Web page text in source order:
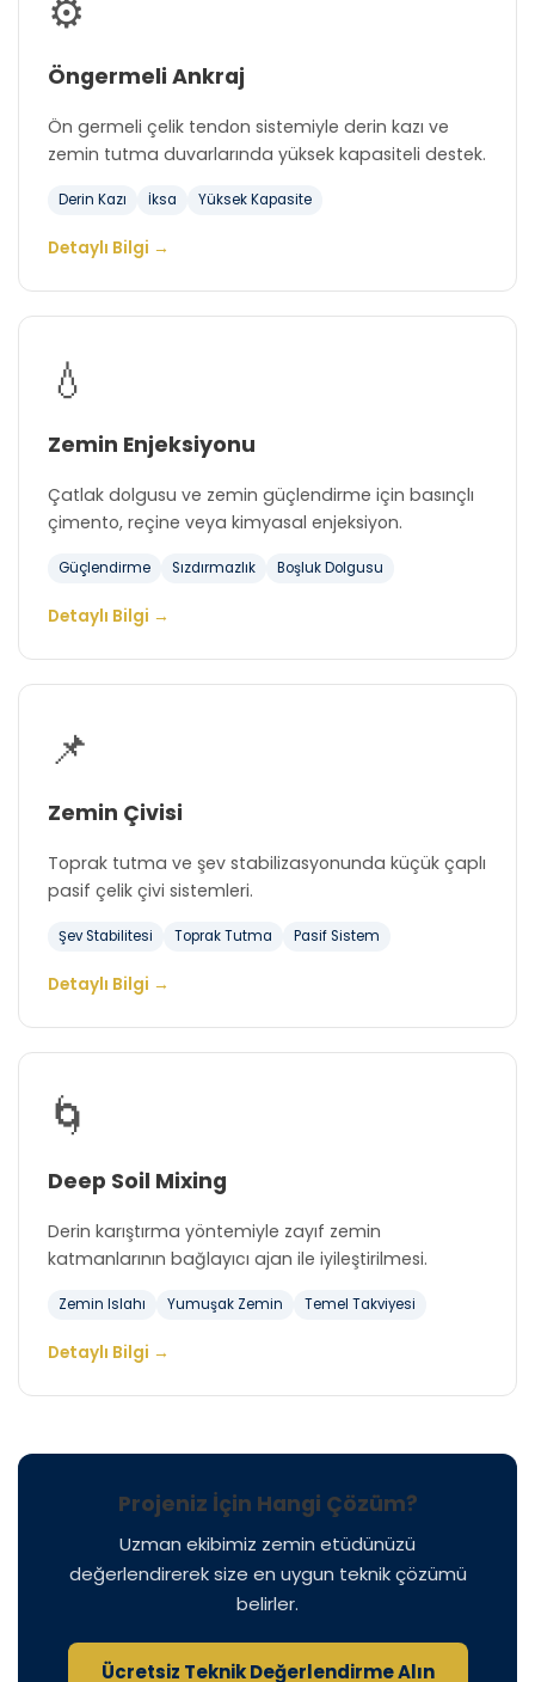
⚙️
Öngermeli Ankraj
Ön germeli çelik tendon sistemiyle derin kazı ve
zemin tutma duvarlarında yüksek kapasiteli destek.
Derin Kazı İksa Yüksek Kapasite
Detaylı Bilgi →
💧
Zemin Enjeksiyonu
Çatlak dolgusu ve zemin güçlendirme için basınçlı
çimento, reçine veya kimyasal enjeksiyon.
Güçlendirme Sızdırmazlık Boşluk Dolgusu
Detaylı Bilgi →
📌
Zemin Çivisi
Toprak tutma ve şev stabilizasyonunda küçük çaplı
pasif çelik çivi sistemleri.
Şev Stabilitesi Toprak Tutma Pasif Sistem
Detaylı Bilgi →
🌀
Deep Soil Mixing
Derin karıştırma yöntemiyle zayıf zemin
katmanlarının bağlayıcı ajan ile iyileştirilmesi.
Zemin Islahı Yumuşak Zemin Temel Takviyesi
Detaylı Bilgi →
Projeniz İçin Hangi Çözüm?
Uzman ekibimiz zemin etüdünüzü
değerlendirerek size en uygun teknik çözümü
belirler.
Ücretsiz Teknik Değerlendirme Alın